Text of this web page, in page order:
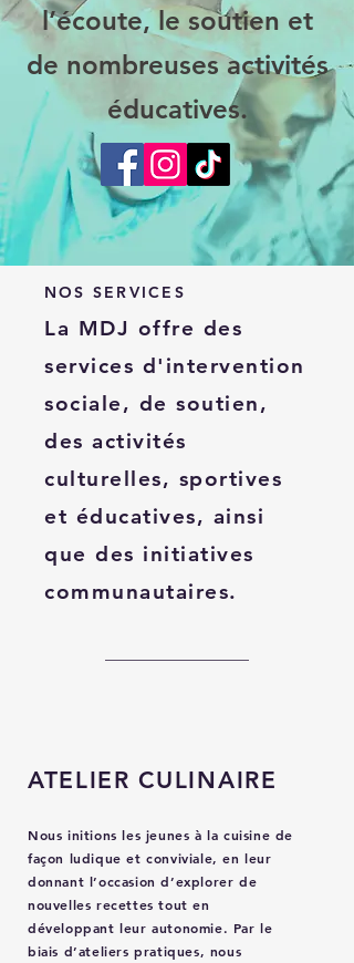
l’écoute, le soutien et
de nombreuses activités
éducatives.
NOS SERVICES
La MDJ offre des
services d'intervention
sociale, de soutien,
des activités
culturelles, sportives
et éducatives, ainsi
que des initiatives
communautaires.
ATELIER CULINAIRE
Nous initions les jeunes à la cuisine de
façon ludique et conviviale, en leur
donnant l’occasion d’explorer de
nouvelles recettes tout en
développant leur autonomie. Par le
biais d’ateliers pratiques, nous